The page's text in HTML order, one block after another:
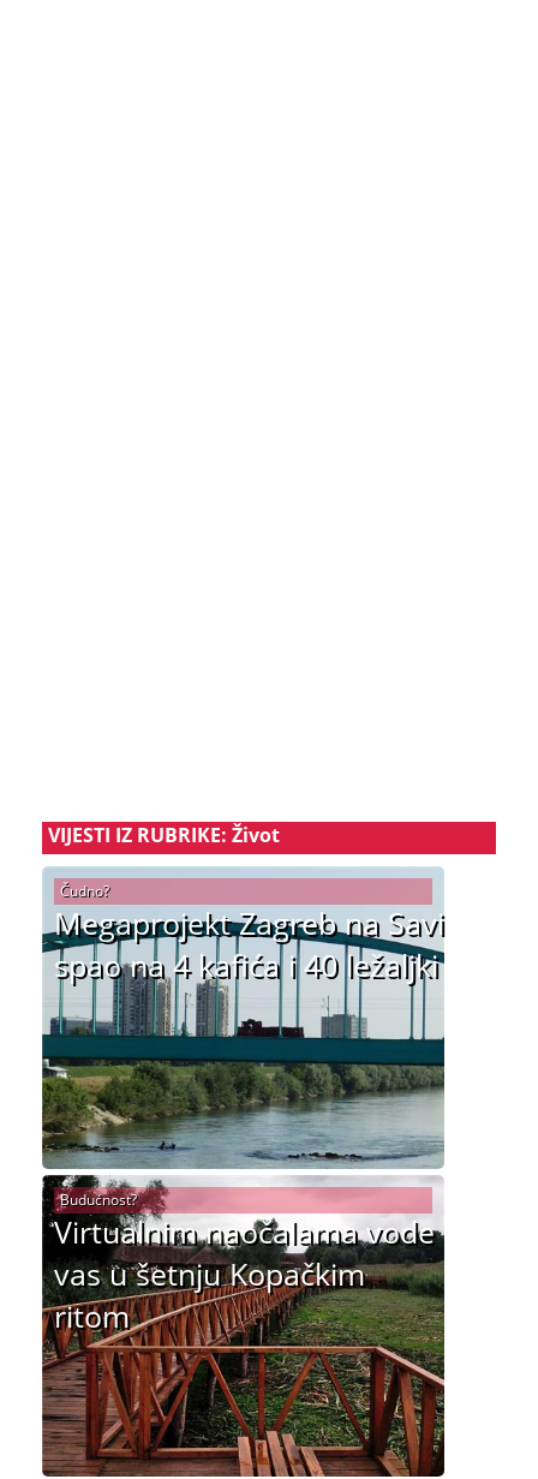
VIJESTI IZ RUBRIKE: Život
Megaprojekt Zagreb na Savi
spao na 4 kafića i 40 ležaljki
Čudno?
Virtualnim naočalama vode
vas u šetnju Kopačkim
ritom
Budućnost?